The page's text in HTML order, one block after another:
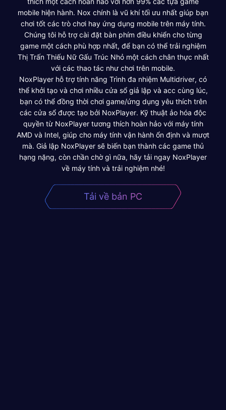
mobile hiện hành. Nox chính là vũ khí tối ưu nhất giúp bạn
chơi tốt các trò chơi hay ứng dụng mobile trên máy tính.
Chúng tôi hỗ trợ cài đặt bàn phím điều khiển cho từng
game một cách phù hợp nhất, để bạn có thể trải nghiệm
Thị Trấn Thiếu Nữ Gấu Trúc Nhỏ một cách chân thực nhất
với các thao tác như chơi trên mobile.
NoxPlayer hỗ trợ tính năng Trình đa nhiệm Multidriver, có
thể khởi tạo và chơi nhiều cửa sổ giả lập và acc cùng lúc,
bạn có thể đồng thời chơi game/ứng dụng yêu thích trên
các cửa sổ được tạo bởi NoxPlayer. Kỹ thuật ảo hóa độc
quyền từ NoxPlayer tương thích hoàn hảo với máy tính
AMD và Intel, giúp cho máy tính vận hành ổn định và mượt
mà. Giả lập NoxPlayer sẽ biến bạn thành các game thủ
hạng nặng, còn chần chờ gì nữa, hãy tải ngay NoxPlayer
về máy tính và trải nghiệm nhé!
Tải về bản PC